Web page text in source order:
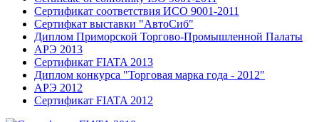
Сертификат соответствия ИСО 9001-2011
Сертифкат выставки "АвтоСиб"
Диплом Приморской Торгово-Промышленной Палаты
АРЭ 2013
Сертификат FIATA 2013
Диплом конкурса "Торговая марка года - 2012"
АРЭ 2012
Сертификат FIATA 2012